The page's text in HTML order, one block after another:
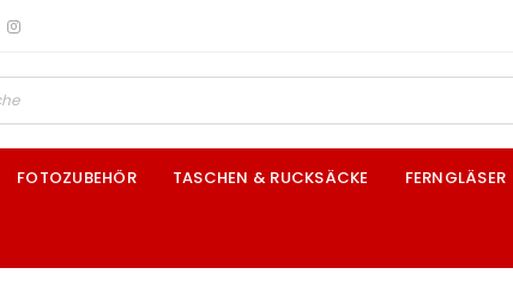
FOTOZUBEHÖR TASCHEN & RUCKSÄCKE FERNGLÄSER